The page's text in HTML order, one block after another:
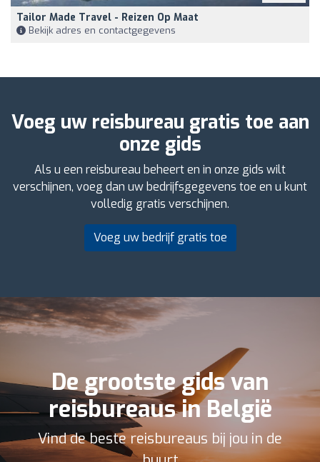
Tailor Made Travel - Reizen Op Maat
Bekijk adres en contactgegevens
Voeg uw reisbureau gratis toe aan
onze gids
Als u een reisbureau beheert en in onze gids wilt
verschijnen, voeg dan uw bedrijfsgegevens toe en u kunt
volledig gratis verschijnen.
Voeg uw bedrijf gratis toe
De grootste gids van
reisbureaus in België
Vind de beste reisbureaus bij jou in de